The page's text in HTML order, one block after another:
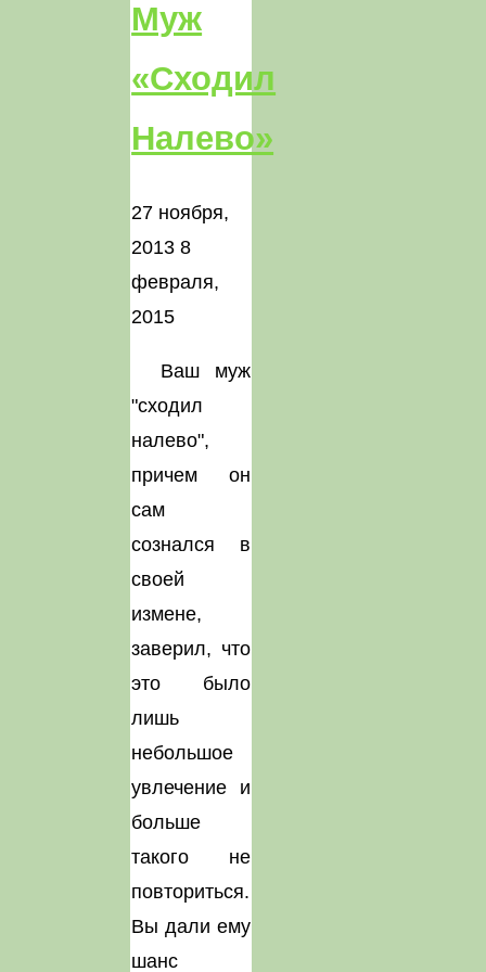
Муж
«сходил
Налево»
27 ноября,
20138
февраля,
2015
Ваш муж
"сходил
налево",
причем он
сам
сознался в
своей
измене,
заверил, что
это было
лишь
небольшое
увлечение и
больше
такого не
повториться.
Вы дали ему
шанс